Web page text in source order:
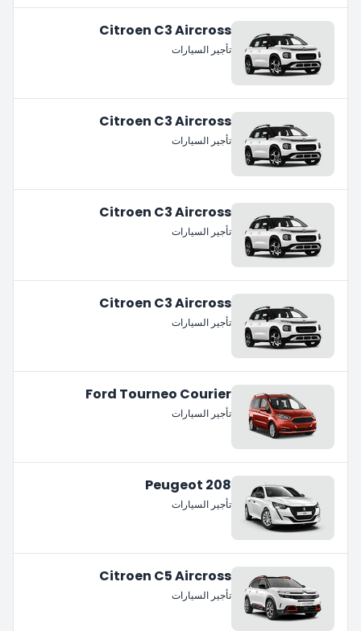
Citroen C3 Aircross
تأجير السيارات
Citroen C3 Aircross
تأجير السيارات
Citroen C3 Aircross
تأجير السيارات
Citroen C3 Aircross
تأجير السيارات
Ford Tourneo Courier
تأجير السيارات
Peugeot 208
تأجير السيارات
Citroen C5 Aircross
تأجير السيارات